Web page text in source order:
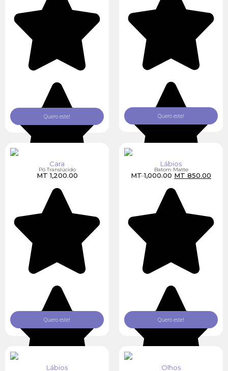
Quero este! Quero este!
Cara
Pó Translúcido
MT 1,200.00
Quero este!
Lábios
Batom Matte
MT1,000.00 MT 850.00
Quero este!
Lábios Olhos